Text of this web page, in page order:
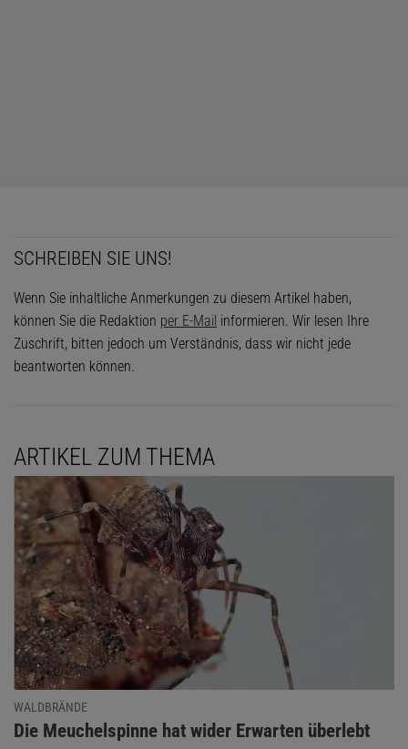
SCHREIBEN SIE UNS!
Wenn Sie inhaltliche Anmerkungen zu diesem Artikel haben,
können Sie die Redaktion per E-Mail informieren. Wir lesen Ihre
Zuschrift, bitten jedoch um Verständnis, dass wir nicht jede
beantworten können.
ARTIKEL ZUM THEMA
WALDBRÄNDE
:
Die Meuchelspinne hat wider Erwarten überlebt